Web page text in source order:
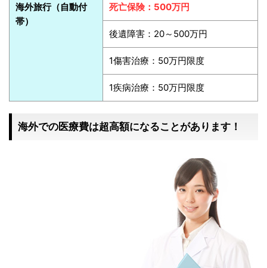
海外旅行（自動付
帯）
死亡保険：500万円
後遺障害：20～500万円
1傷害治療：50万円限度
1疾病治療：50万円限度
海外での医療費は超高額になることがあります！